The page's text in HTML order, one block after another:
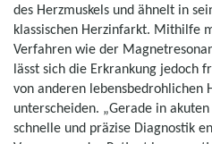
des Herzmuskels und ähnelt in
klassischen Herzinfarkt. Mithilfe
Verfahren wie der
lässt sich die Erkrankung jedoch
von anderen lebensbedrohlichen
unterscheiden. „Gerade in
schnelle und präzise Diagnostik